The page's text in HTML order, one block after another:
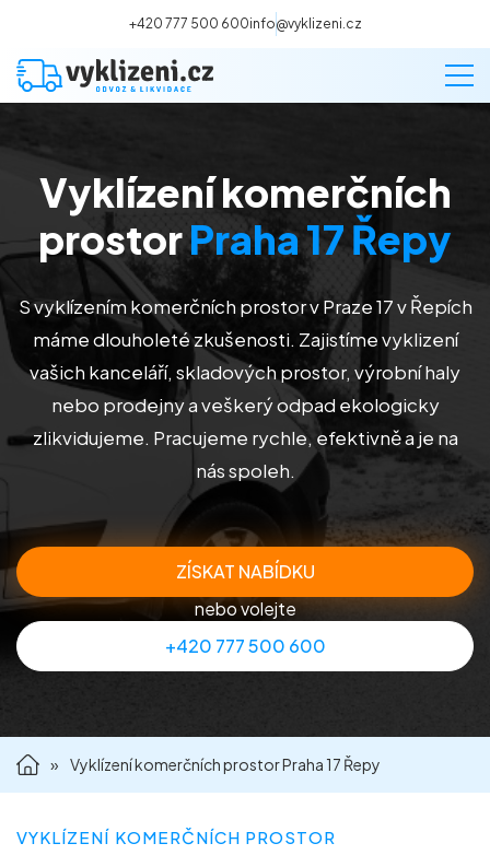
+420 777 500 600info@vyklizeni.cz
Vyklízení
Stěhování
Malování
Deratizace a dezinsekce
Úklid
Příprava nemovitostí na prodej
Vyklízení komerčních
prostorPraha 17 Řepy
S vyklízením komerčních prostor v Praze 17 v Řepích
máme dlouholeté zkušenosti. Zajistíme vyklizení
vašich kanceláří, skladových prostor, výrobní haly
nebo prodejny a veškerý odpad ekologicky
zlikvidujeme. Pracujeme rychle, efektivně a je na
nás spoleh.
ZÍSKAT NABÍDKU
nebo volejte
+420 777 500 600
» Vyklízení komerčních prostor Praha 17 Řepy
VYKLÍZENÍ KOMERČNÍCH PROSTOR